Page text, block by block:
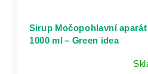
Sirup Močopohlavní aparát
1000 ml – Green idea